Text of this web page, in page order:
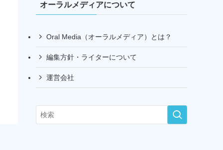
オーラルメディアについて
Oral Media（オーラルメディア）とは？
編集方針・ライターについて
運営会社